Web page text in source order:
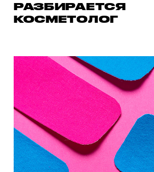
РАЗБИРАЕТСЯ
КОСМЕТОЛОГ